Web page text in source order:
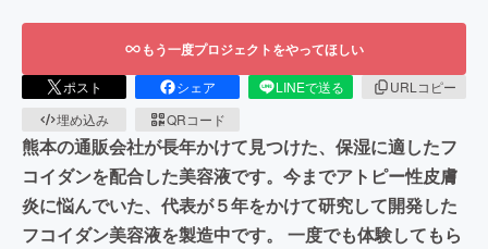
もう一度プロジェクトをやってほしい
ポスト シェア LINEで送る
URLコピー
埋め込み
QRコード
熊本の通販会社が長年かけて見つけた、保湿に適したフ
コイダンを配合した美容液です。今までアトピー性皮膚
炎に悩んでいた、代表が５年をかけて研究して開発した
フコイダン美容液を製造中です。 一度でも体験してもら